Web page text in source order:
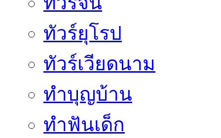
ทัวร์ยุโรป
ทัวร์เวียดนาม
ทำบุญบ้าน
ทำฟันเด็ก